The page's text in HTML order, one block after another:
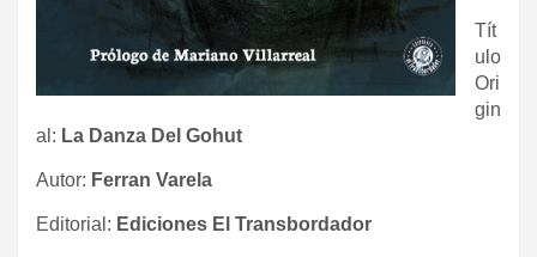
Tít
ulo
Ori
gin
al: La Danza Del Gohut
Autor: Ferran Varela
Editorial: Ediciones El Transbordador